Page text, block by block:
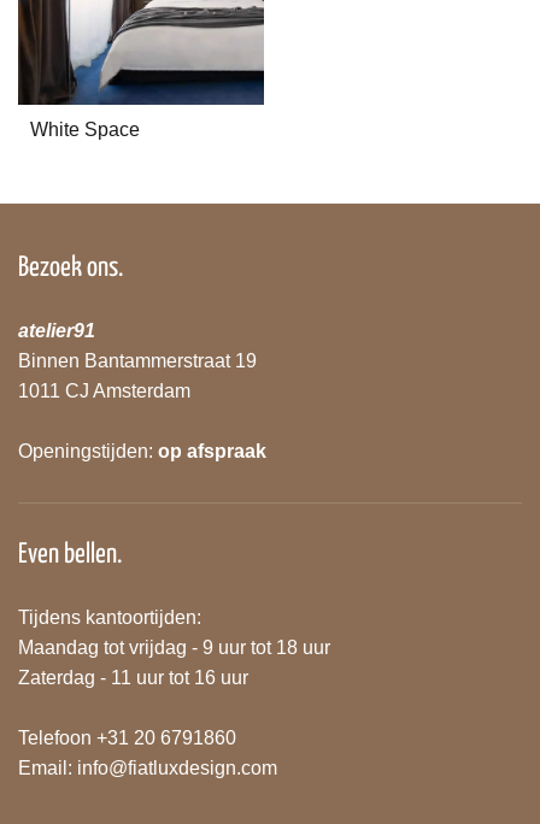
White Space
Bezoek ons.
atelier91
Binnen Bantammerstraat 19
1011 CJ Amsterdam
Openingstijden: op afspraak
Even bellen.
Tijdens kantoortijden:
Maandag tot vrijdag - 9 uur tot 18 uur
Zaterdag - 11 uur tot 16 uur
Telefoon +31 20 6791860
Email: info@fiatluxdesign.com